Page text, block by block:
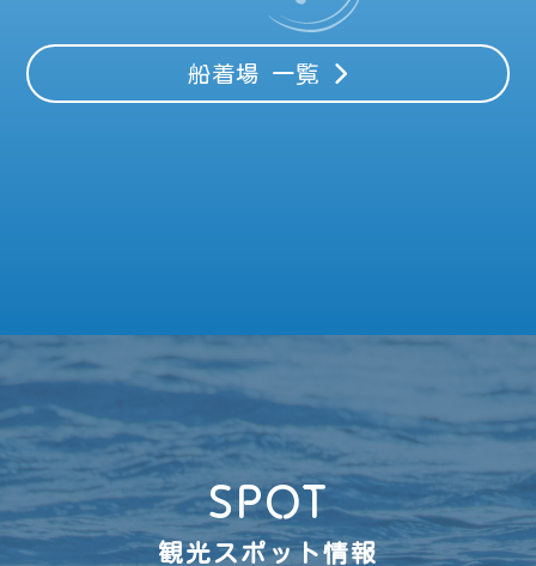
船着場 一覧
SPOT
観光スポット情報